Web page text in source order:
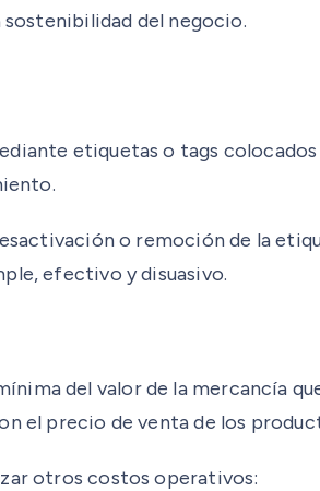
del negocio.
etiquetas o tags
o remoción de la
efectivo y disuasivo.
del valor de la mercancía
el precio de venta de los
otros costos operativos: